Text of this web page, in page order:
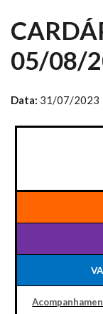
05/08/
Data: 31/07/2023